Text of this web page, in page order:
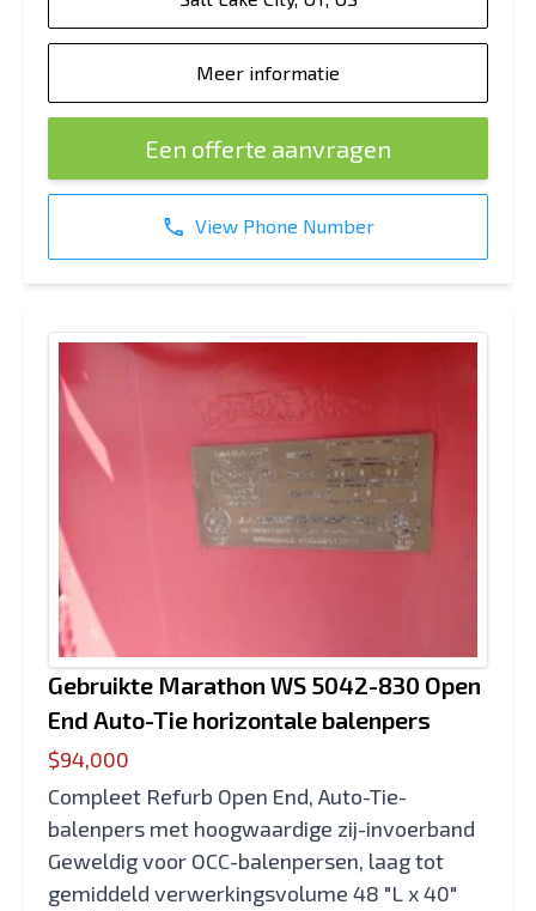
Meer informatie
Een offerte aanvragen
View Phone Number
Gebruikte Marathon WS 5042-830 Open
End Auto-Tie horizontale balenpers
$94,000
Compleet Refurb Open End, Auto-Tie-
balenpers met hoogwaardige zij-invoerband
Geweldig voor OCC-balenpersen, laag tot
gemiddeld verwerkingsvolume 48 "L x 40"